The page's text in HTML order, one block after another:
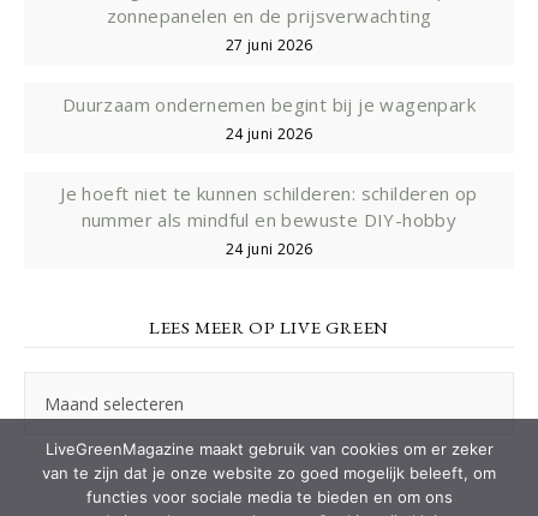
zonnepanelen en de prijsverwachting
27 juni 2026
Duurzaam ondernemen begint bij je wagenpark
24 juni 2026
Je hoeft niet te kunnen schilderen: schilderen op
nummer als mindful en bewuste DIY-hobby
24 juni 2026
LEES MEER OP LIVE GREEN
meer
LiveGreenMagazine maakt gebruik van cookies om er zeker
van te zijn dat je onze website zo goed mogelijk beleeft, om
functies voor sociale media te bieden en om ons